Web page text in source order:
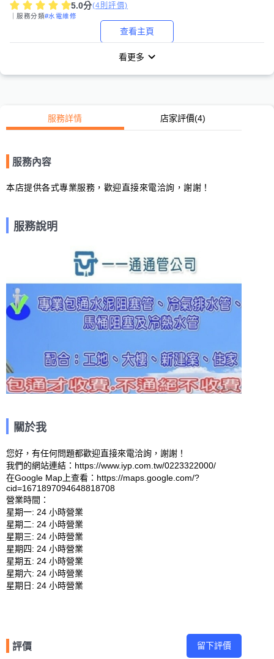
5.0分(4則評價)
｜服務分類#水電維修
查看主頁
看更多
服務詳情 店家評價(4)
服務內容
本店提供各式專業服務，歡迎直接來電洽詢，謝謝！
服務說明
關於我
您好，有任何問題都歡迎直接來電洽詢，謝謝！
我們的網站連結：https://www.iyp.com.tw/0223322000/
在Google Map上查看：https://maps.google.com/?
cid=1671897094648818708
營業時間：
星期一: 24 小時營業
星期二: 24 小時營業
星期三: 24 小時營業
星期四: 24 小時營業
星期五: 24 小時營業
星期六: 24 小時營業
評價 留下評價